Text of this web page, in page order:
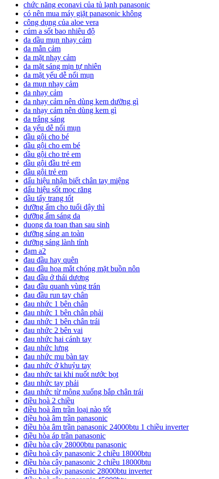
chức năng econavi của tủ lạnh panasonic
có nên mua máy giặt panasonic không
công dụng của aloe vera
cúm a sốt bao nhiêu độ
da dầu mụn nhạy cảm
da mẫn cảm
da mặt nhạy cảm
da mặt sáng mịn tự nhiên
da mặt yếu dễ nổi mụn
da mụn nhạy cảm
da nhạy cảm
da nhạy cảm nên dùng kem dưỡng gì
da nhạy cảm nên dùng kem gì
da trắng sáng
da yếu dễ nổi mụn
dầu gội cho bé
dầu gội cho em bé
dầu gội cho trẻ em
dầu gội đầu trẻ em
dầu gội trẻ em
dấu hiệu nhận biết chân tay miệng
dấu hiệu sốt mọc răng
dầu tẩy trang tốt
dưỡng ẩm cho tuổi dậy thì
dưỡng ẩm sáng da
duong da toan than sau sinh
dưỡng sáng an toàn
dưỡng sáng lành tính
đạm a2
đau đầu hay quên
đau đầu hoa mắt chóng mặt buồn nôn
đau đầu ở thái dương
đau đầu quanh vùng trán
đau đầu run tay chân
đau nhức 1 bên chân
đau nhức 1 bên chân phải
đau nhức 1 bên chân trái
đau nhức 2 bên vai
đau nhức hai cánh tay
đau nhức lưng
đau nhức mu bàn tay
đau nhức ở khuỷu tay
đau nhức tai khi nuốt nước bọt
đau nhức tay phải
đau nhức từ mông xuống bắp chân trái
điều hoà 2 chiều
điều hoà âm trần loại nào tốt
điều hoà âm trần panasonic
điều hòa âm trần panasonic 24000btu 1 chiều inverter
điều hòa áp trần panasonic
điều hòa cây 28000btu panasonic
điều hoà cây panasonic 2 chiều 18000btu
điều hòa cây panasonic 2 chiều 18000btu
điều hòa cây panasonic 28000btu inverter